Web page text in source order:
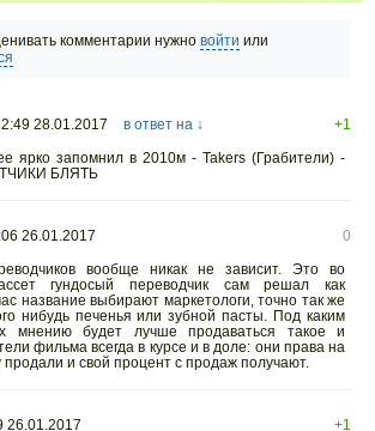
комментарии нужно войти или
28.01.2017 в ответ на ↓
+1
ярко запомнил в 2010м - Takers (Грабители) -
БЛЯТЬ
26.01.2017
0
вообще никак не зависит. Это во
гундосый переводчик сам решал как
название выбирают маркетологи, точно так же
нибудь печенья или зубной пасты. Под каким
мнению будет лучше продаваться такое и
фильма всегда в курсе и в доле: они права на
продали и свой процент с продаж получают.
26.01.2017
+1